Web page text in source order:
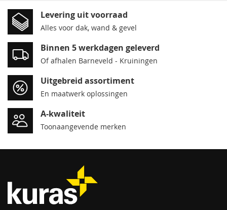
Levering uit voorraad
Alles voor dak, wand & gevel
Binnen 5 werkdagen geleverd
Of afhalen Barneveld - Kruiningen
Uitgebreid assortiment
En maatwerk oplossingen
A-kwaliteit
Toonaangevende merken